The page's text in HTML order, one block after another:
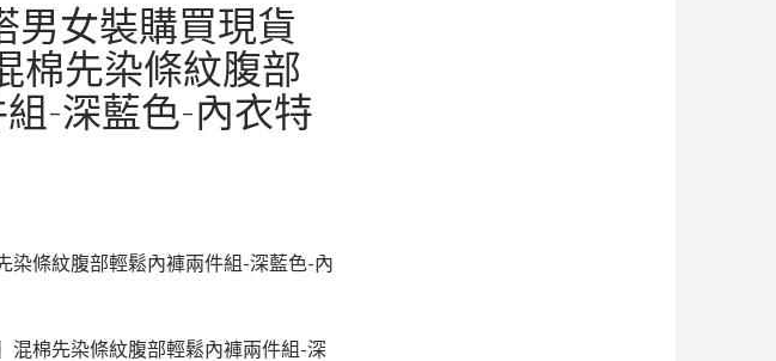
男女裝購買現貨
棉先染條紋腹部
-深藍色-內衣特
染條紋腹部輕鬆內褲兩件組-深藍色-內
混棉先染條紋腹部輕鬆內褲兩件組-深